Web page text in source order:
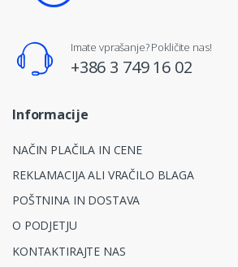
Imate vprašanje? Pokličite nas!
+386 3 749 16 02
Informacije
NAČIN PLAČILA IN CENE
REKLAMACIJA ALI VRAČILO BLAGA
POŠTNINA IN DOSTAVA
O PODJETJU
KONTAKTIRAJTE NAS